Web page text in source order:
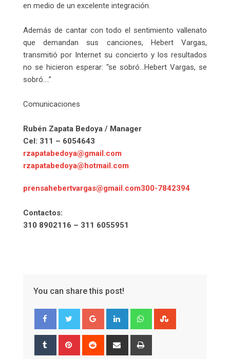
en medio de un excelente integración.
Además de cantar con todo el sentimiento vallenato
que demandan sus canciones, Hebert Vargas,
transmitió por Internet su concierto y los resultados
no se hicieron esperar: “se sobró…Hebert Vargas, se
sobró….”
Comunicaciones
Rubén Zapata Bedoya / Manager
Cel: 311 – 6054643
rzapatabedoya@gmail.com
rzapatabedoya@hotmail.com
prensahebertvargas@gmail.com300-7842394
Contactos:
310 8902116 – 311 6055951
You can share this post!
Google+ LinkedIn Whatsapp
Tumblr Pinterest Reddit
Share